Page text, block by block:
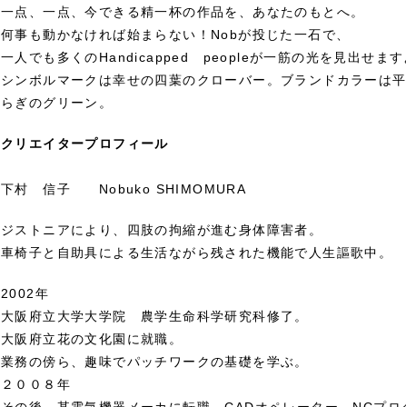
一点、一点、今できる精一杯の作品を、あなたのもとへ。
何事も動かなければ始まらない！Nobが投じた一石で、
一人でも多くのHandicapped peopleが一筋の光を見出せます
シンボルマークは幸せの四葉のクローバー。ブランドカラーは
らぎのグリーン。
クリエイタープロフィール
下村 信子 Nobuko SHIMOMURA
ジストニアにより、四肢の拘縮が進む身体障害者。
車椅子と自助具による生活ながら残された機能で人生謳歌中。
2002年
大阪府立大学大学院 農学生命科学研究科修了。
大阪府立花の文化園に就職。
業務の傍ら、趣味でパッチワークの基礎を学ぶ。
２００８年